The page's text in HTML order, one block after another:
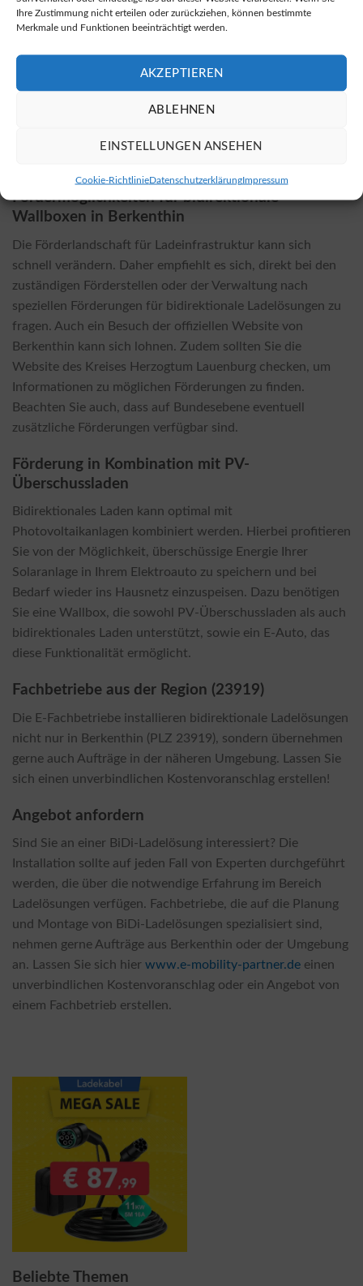
Ihre Zustimmung nicht erteilen oder zurückziehen, können bestimmte
Merkmale und Funktionen beeinträchtigt werden.
AKZEPTIEREN
ABLEHNEN
EINSTELLUNGEN ANSEHEN
Cookie-RichtlinieDatenschutzerklärungImpressum
Gegebenheiten. Wichtige Faktoren sind beispielsweise die
Maßnahmen erforderlich sind. In der Regel sind die Kosten
für die Installation einer bidirektionalen Wallbox höher als
der Regel eine schnellere Amortisation der
Fördermöglichkeiten für bidirektionale
Wallboxen in Berkenthin
Die Förderlandschaft für Ladeinfrastruktur kann sich
schnell verändern. Daher empfiehlt es sich, direkt bei den
zuständigen Förderstellen oder der Verwaltung nach
speziellen Förderungen für bidirektionale Ladelösungen zu
fragen. Auch ein Besuch der offiziellen Website von
Berkenthin kann sich lohnen. Zudem sollten Sie die
Website des Kreises Herzogtum Lauenburg checken, um
Informationen zu möglichen Förderungen zu finden.
Beachten Sie auch, dass auf Bundesebene eventuell
zusätzliche Förderungen verfügbar sind.
Förderung in Kombination mit PV-
Überschussladen
Bidirektionales Laden kann optimal mit
Photovoltaikanlagen kombiniert werden. Hierbei profitieren
Sie von der Möglichkeit, überschüssige Energie Ihrer
Solaranlage in Ihrem Elektroauto zu speichern und bei
Bedarf wieder ins Hausnetz einzuspeisen. Dazu benötigen
Sie eine Wallbox, die sowohl PV-Überschussladen als auch
bidirektionales Laden unterstützt, sowie ein E-Auto, das
diese Funktionalität ermöglicht.
Fachbetriebe aus der Region (23919)
Die E-Fachbetriebe installieren bidirektionale Ladelösungen
nicht nur in Berkenthin (PLZ 23919), sondern übernehmen
gerne auch Aufträge in der näheren Umgebung. Lassen Sie
sich einen unverbindlichen Kostenvoranschlag erstellen!
Angebot anfordern
Sind Sie an einer BiDi-Ladelösung interessiert? Die
Installation sollte auf jeden Fall von Experten durchgeführt
werden, die über die notwendige Erfahrung im Bereich
Ladelösungen verfügen. Fachbetriebe, die auf die Planung
und Montage von BiDi-Ladelösungen spezialisiert sind,
nehmen gerne Aufträge aus Berkenthin oder der Umgebung
an. Lassen Sie sich hier www.e-mobility-partner.de einen
unverbindlichen Kostenvoranschlag oder ein Angebot von
einem Fachbetrieb erstellen.
Beliebte Themen